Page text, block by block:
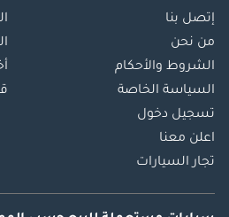
إتصل بنا
من نحن
الشروط والأحكام
السياسة الخاصة
تسجيل دخول
اعلن معنا
تجار السيارات